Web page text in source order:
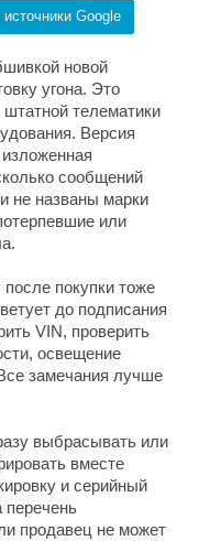
Google
новой
угона. Это
телематики
Версия
сообщений
не названы марки
или
покупки тоже
до подписания
VIN, проверить
освещение
замечания лучше
выбрасывать или
вместе
и серийный
перечень
продавец не может